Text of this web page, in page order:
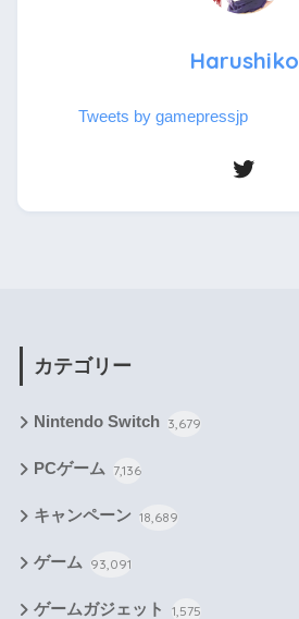
Harushiko
Tweets by gamepressjp
カテゴリー
Nintendo Switch 3,679
PCゲーム 7,136
キャンペーン 18,689
ゲーム 93,091
ゲームガジェット 1,575